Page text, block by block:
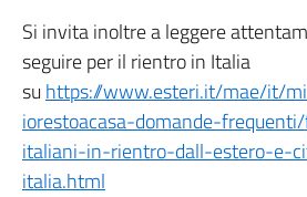
Si invita inoltre a leggere
seguire per il rientro in Italia
su https://www.esteri.it/mae/it/
iorestoacasa-domande-
italiani-in-rientro-dall-estero-e-
italia.html